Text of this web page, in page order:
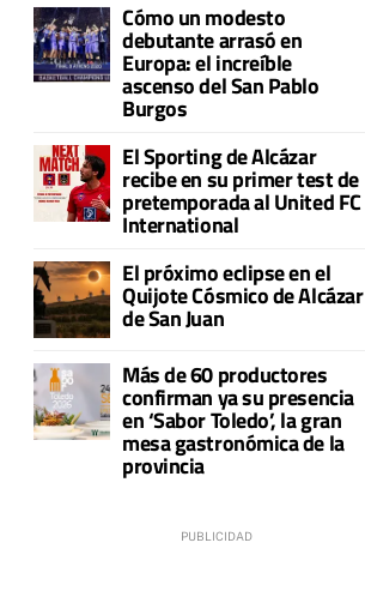
Cómo un modesto
debutante arrasó en
Europa: el increíble
ascenso del San Pablo
Burgos
El Sporting de Alcázar
recibe en su primer test de
pretemporada al United FC
International
El próximo eclipse en el
Quijote Cósmico de Alcázar
de San Juan
Más de 60 productores
confirman ya su presencia
en ‘Sabor Toledo’, la gran
mesa gastronómica de la
provincia